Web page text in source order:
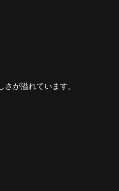
が溢れています。